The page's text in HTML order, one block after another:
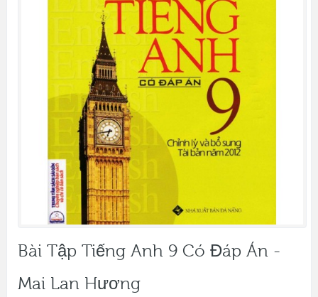
Bài Tập Tiếng Anh 9 Có Đáp Án -
Mai Lan Hương